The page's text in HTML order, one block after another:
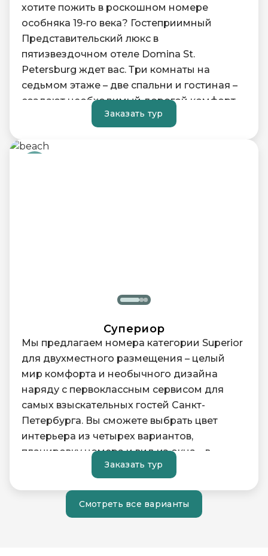
хотите пожить в роскошном номере
особняка 19-го века? Гостеприимный
Представительский люкс в
пятизвездочном отеле Domina St.
Petersburg ждет вас. Три комнаты на
седьмом этаже – две спальни и гостиная –
создают необходимый дорогой комфорт
для вашего пребывания в Северной
Детали экстракомфорта – персональная
дополняют атмосферу номера.
кремовых тонах создает настроение
первооткрывателя в историческом центре
– в пешей доступности от отеля
расположены величественные
Исаакиевский собор, Эрмитаж и
Представительского люкса выходят в тихий
двор, где ничто не помешает вашему
уединению после насыщенного дня.
забронируйте трехкомнатный люкс в
Domina St. Petersburg.
Заказать тур
Супериор
Мы предлагаем номера категории Superior
для двухместного размещения – целый
мир комфорта и необычного дизайна
наряду с первоклассным сервисом для
самых взыскательных гостей Санкт-
Петербурга. Вы сможете выбрать цвет
интерьера из четырех вариантов,
планировку номера и вид из окна – в
спокойный атриум или на историческую
Все номера Superior оборудованы
Заказать тур
Смотреть все варианты